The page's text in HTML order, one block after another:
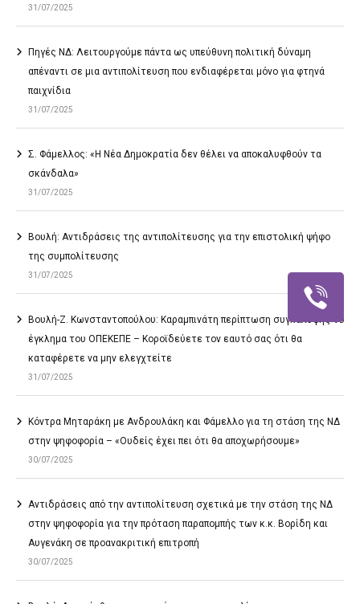
31/07/2025
Πηγές ΝΔ: Λειτουργούμε πάντα ως υπεύθυνη πολιτική δύναμη
απέναντι σε μια αντιπολίτευση που ενδιαφέρεται μόνο για φτηνά
παιχνίδια
31/07/2025
Σ. Φάμελλος: «Η Νέα Δημοκρατία δεν θέλει να αποκαλυφθούν τα
σκάνδαλα»
31/07/2025
Βουλή: Αντιδράσεις της αντιπολίτευσης για την επιστολική ψήφο
της συμπολίτευσης
31/07/2025
Βουλή-Ζ. Κωνσταντοπούλου: Καραμπινάτη περίπτωση συγκάλυψης το
έγκλημα του ΟΠΕΚΕΠΕ – Κοροϊδεύετε τον εαυτό σας ότι θα
καταφέρετε να μην ελεγχτείτε
31/07/2025
Κόντρα Μηταράκη με Ανδρουλάκη και Φάμελλο για τη στάση της ΝΔ
στην ψηφοφορία – «Ουδείς έχει πει ότι θα αποχωρήσουμε»
30/07/2025
Αντιδράσεις από την αντιπολίτευση σχετικά με την στάση της ΝΔ
στην ψηφοφορία για την πρόταση παραπομπής των κ.κ. Βορίδη και
Αυγενάκη σε προανακριτική επιτροπή
30/07/2025